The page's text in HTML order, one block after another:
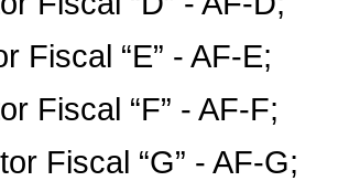
Fiscal “E” - AF-E;
Fiscal “F” - AF-F;
Fiscal “G” - AF-G;